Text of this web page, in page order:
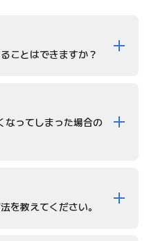
ことはできますか？
なってしまった場合の
を教えてください。